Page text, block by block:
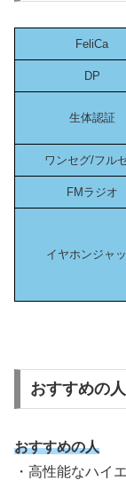
FeliCa
DP
生体認証
ワンセグ/フル
FMラジオ
イヤホンジャ
おすすめの
おすすめの人
・高性能なハイ